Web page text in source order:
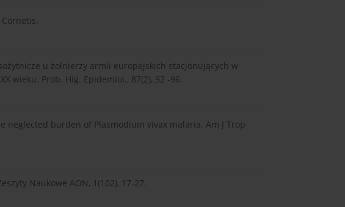
Cornetis.
u żołnierzy armii europejskich stacjonujących w
wieku. Prob. Hig. Epidemiol., 87(2), 92 -96.
neglected burden of Plasmodium vivax malaria. Am J Trop
Naukowe AON, 1(102), 17-27.